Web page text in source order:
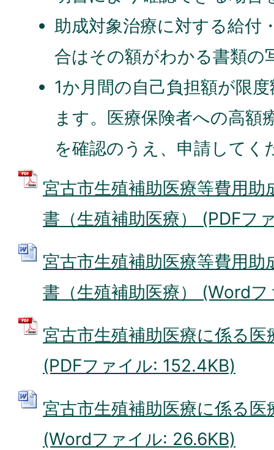
助成対象治療に対する給付
合はその額がわかる書類の
1か月間の自己負担額が限
ます。医療保険者への高額
を確認のうえ、申請してく
宮古市生殖補助医療等費用助
書（生殖補助医療） (PDFフ
宮古市生殖補助医療等費用助
書（生殖補助医療） (Word
宮古市生殖補助医療に係る医
(PDFファイル: 152.4KB)
宮古市生殖補助医療に係る医
(Wordファイル: 26.6KB)